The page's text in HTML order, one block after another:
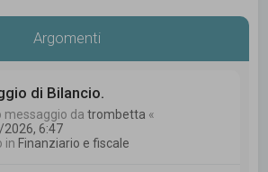
Argomenti
di Bilancio.
messaggio datrombetta «
6:47
in Finanziario e fiscale